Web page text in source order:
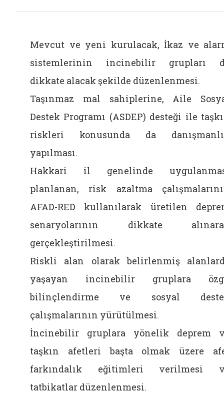
Mevcut ve yeni kurulacak, İkaz ve
sistemlerinin incinebilir grupları
dikkate alacak şekilde düzenlenmesi.
Taşınmaz mal sahiplerine, Aile
Destek Programı (ASDEP) desteği ile
riskleri konusunda da
yapılması.
Hakkari il genelinde
planlanan, risk azaltma
AFAD-RED kullanılarak üretilen
senaryolarının dikkate
gerçekleştirilmesi.
Riskli alan olarak belirlenmiş
yaşayan incinebilir gruplara
bilinçlendirme ve sosyal
çalışmalarının yürütülmesi.
İncinebilir gruplara yönelik deprem
taşkın afetleri başta olmak üzere
farkındalık eğitimleri verilmesi
tatbikatlar düzenlenmesi.